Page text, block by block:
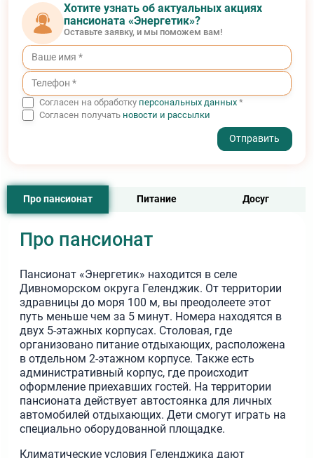
Хотите узнать об актуальных акциях
пансионата «Энергетик»?
Оставьте заявку, и мы поможем вам!
Согласен на обработку персональных данных*
Согласен получать новости и рассылки
Про пансионат Питание Досуг
Про пансионат
Пансионат «Энергетик» находится в селе
Дивноморском округа Геленджик. От территории
здравницы до моря 100 м, вы преодолеете этот
путь меньше чем за 5 минут. Номера находятся в
двух 5-этажных корпусах. Столовая, где
организовано питание отдыхающих, расположена
в отдельном 2-этажном корпусе. Также есть
административный корпус, где происходит
оформление приехавших гостей. На территории
пансионата действует автостоянка для личных
автомобилей отдыхающих. Дети смогут играть на
специально оборудованной площадке.
Климатические условия Геленджика дают